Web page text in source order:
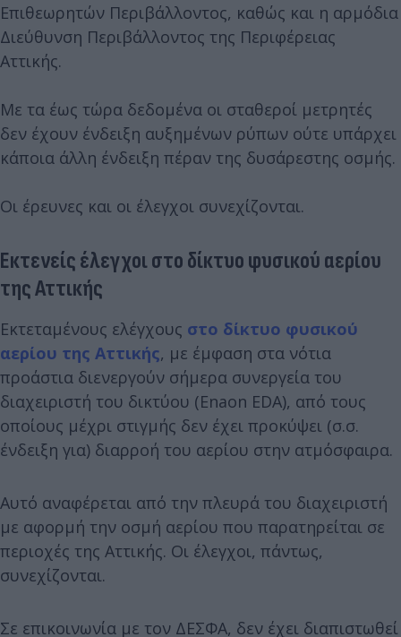
Επιθεωρητών Περιβάλλοντος, καθώς και η αρμόδια
Διεύθυνση Περιβάλλοντος της Περιφέρειας
Αττικής.
Με τα έως τώρα δεδομένα οι σταθεροί μετρητές
δεν έχουν ένδειξη αυξημένων ρύπων ούτε υπάρχει
κάποια άλλη ένδειξη πέραν της δυσάρεστης οσμής.
Οι έρευνες και οι έλεγχοι συνεχίζονται.
Εκτενείς έλεγχοι στο δίκτυο φυσικού αερίου
της Αττικής
Εκτεταμένους ελέγχους στο δίκτυο φυσικού
αερίου της Αττικής, με έμφαση στα νότια
προάστια διενεργούν σήμερα συνεργεία του
διαχειριστή του δικτύου (Enaon EDA), από τους
οποίους μέχρι στιγμής δεν έχει προκύψει (σ.σ.
ένδειξη για) διαρροή του αερίου στην ατμόσφαιρα.
Αυτό αναφέρεται από την πλευρά του διαχειριστή
με αφορμή την οσμή αερίου που παρατηρείται σε
περιοχές της Αττικής. Οι έλεγχοι, πάντως,
συνεχίζονται.
Σε επικοινωνία με τον ΔΕΣΦΑ, δεν έχει διαπιστωθεί